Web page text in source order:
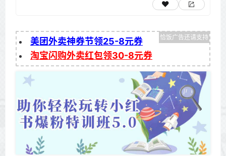
美团外卖神券节领25-8元券
淘宝闪购外卖红包领30-8元券